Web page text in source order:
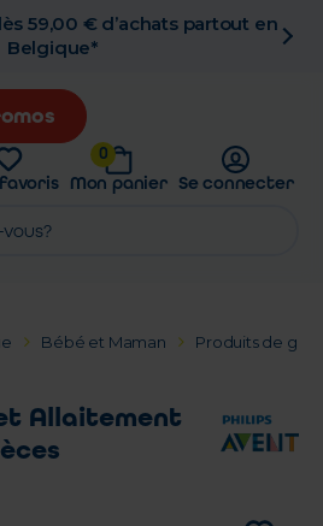
59,00 € d’achats partout en
Belgique*
0
Mon panier Se connecter
Bébé et Maman Produits de
Allaitement